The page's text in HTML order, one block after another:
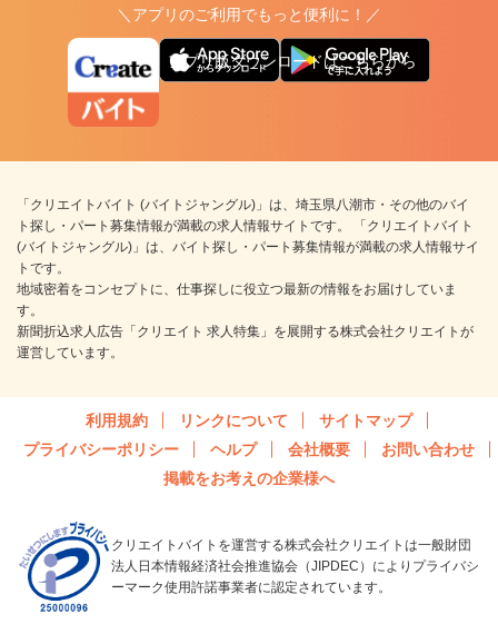
＼アプリのご利用でもっと便利に！／
アプリ版ダウンロードはこちらから
「クリエイトバイト (バイトジャングル)」は、埼玉県八潮市・その他のバイ
ト探し・パート募集情報が満載の求人情報サイトです。 「クリエイトバイト
(バイトジャングル)」は、バイト探し・パート募集情報が満載の求人情報サイ
トです。
地域密着をコンセプトに、仕事探しに役立つ最新の情報をお届けしていま
す。
新聞折込求人広告「クリエイト 求人特集」を展開する株式会社クリエイトが
運営しています。
利用規約 リンクについて
サイトマップ
プライバシーポリシー
ヘルプ 会社概要
お問い合わせ
掲載をお考えの企業様へ
クリエイトバイトを運営する株式会社クリエイトは一般財団
法人日本情報経済社会推進協会（JIPDEC）によりプライバシ
ーマーク使用許諾事業者に認定されています。